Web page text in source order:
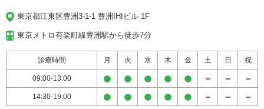
東京都江東区豊洲3-1-1 豊洲IHIビル 1F
東京メトロ有楽町線豊洲駅から徒歩7分
診療時間 月 火 水 木 金 土 日 祝
09:00-13:00
14:30-19:00